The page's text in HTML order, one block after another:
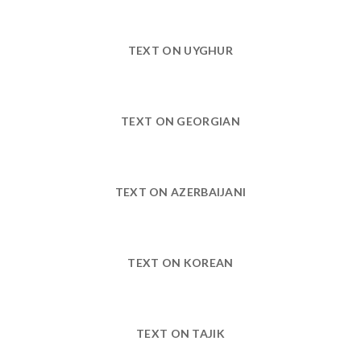
TEXT ON UYGHUR
TEXT ON GEORGIAN
TEXT ON AZERBAIJANI
TEXT ON KOREAN
TEXT ON TAJIK